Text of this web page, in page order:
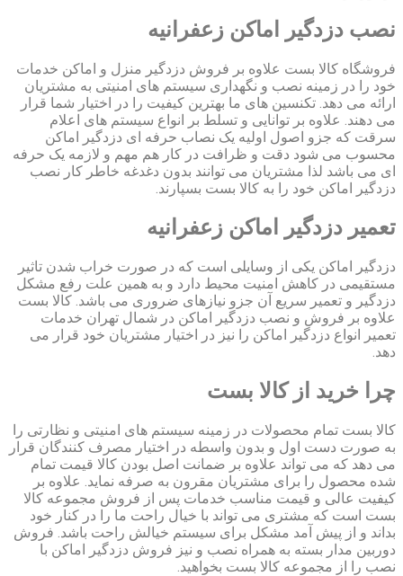
نصب دزدگیر اماکن زعفرانیه
فروشگاه کالا بست علاوه بر فروش دزدگیر منزل و اماکن خدمات
خود را در زمینه نصب و نگهداری سیستم های امنیتی به مشتریان
ارائه می دهد. تکنسین های ما بهترین کیفیت را در اختیار شما قرار
می دهند. علاوه بر توانایی و تسلط بر انواع سیستم های اعلام
سرقت که جزو اصول اولیه یک نصاب حرفه ای دزدگیر اماکن
محسوب می شود دقت و ظرافت در کار هم مهم و لازمه یک حرفه
ای می باشد لذا مشتریان می توانند بدون دغدغه خاطر کار نصب
دزدگیر اماکن خود را به کالا بست بسپارند.
تعمیر دزدگیر اماکن زعفرانیه
دزدگیر اماکن یکی از وسایلی است که در صورت خراب شدن تاثیر
مستقیمی در کاهش امنیت محیط دارد و به همین علت رفع مشکل
دزدگیر و تعمیر سریع آن جزو نیازهای ضروری می باشد. کالا بست
علاوه بر فروش و نصب دزدگیر اماکن در شمال تهران خدمات
تعمیر انواع دزدگیر اماکن را نیز در اختیار مشتریان خود قرار می
دهد.
چرا خرید از کالا بست
کالا بست تمام محصولات در زمینه سیستم های امنیتی و نظارتی را
به صورت دست اول و بدون واسطه در اختیار مصرف کنندگان قرار
می دهد که می تواند علاوه بر ضمانت اصل بودن کالا قیمت تمام
شده محصول را برای مشتریان مقرون به صرفه نماید. علاوه بر
کیفیت عالی و قیمت مناسب خدمات پس از فروش مجموعه کالا
بست است که مشتری می تواند با خیال راحت ما را در کنار خود
بداند و از پیش آمد مشکل برای سیستم خیالش راحت باشد. فروش
دوربین مدار بسته به همراه نصب و نیز فروش دزدگیر اماکن با
نصب را از مجموعه کالا بست بخواهید.